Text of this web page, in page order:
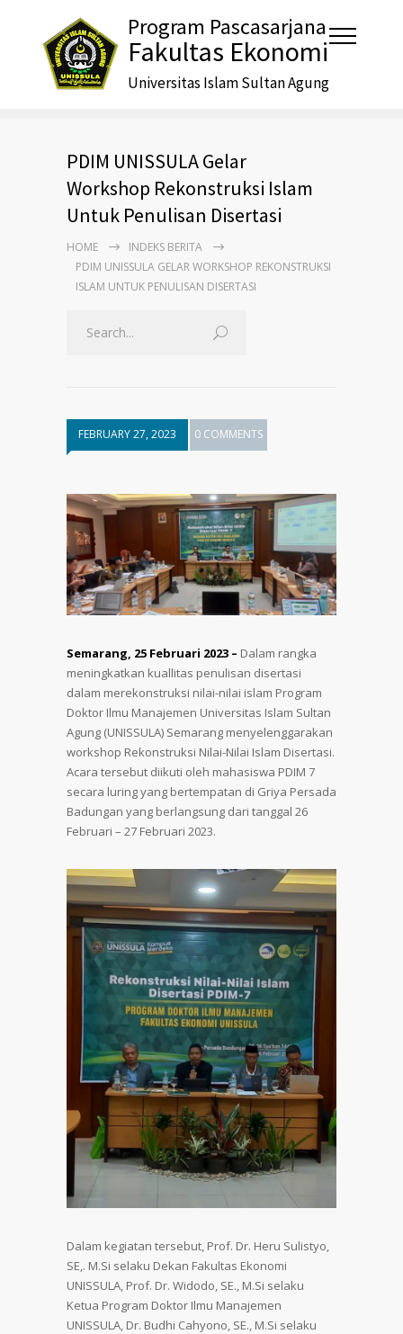
Program Pascasarjana
Fakultas Ekonomi
Universitas Islam Sultan Agung
PDIM UNISSULA Gelar
Workshop Rekonstruksi Islam
Untuk Penulisan Disertasi
HOME
INDEKS BERITA
PDIM UNISSULA GELAR WORKSHOP REKONSTRUKSI
ISLAM UNTUK PENULISAN DISERTASI
FEBRUARY 27, 2023 0 COMMENTS
Semarang, 25 Februari 2023 – Dalam rangka
meningkatkan kuallitas penulisan disertasi
dalam merekonstruksi nilai-nilai islam Program
Doktor Ilmu Manajemen Universitas Islam Sultan
Agung (UNISSULA) Semarang menyelenggarakan
workshop Rekonstruksi Nilai-Nilai Islam Disertasi.
Acara tersebut diikuti oleh mahasiswa PDIM 7
secara luring yang bertempatan di Griya Persada
Badungan yang berlangsung dari tanggal 26
Februari – 27 Februari 2023.
Dalam kegiatan tersebut, Prof. Dr. Heru Sulistyo,
SE,. M.Si selaku Dekan Fakultas Ekonomi
UNISSULA, Prof. Dr. Widodo, SE., M.Si selaku
Ketua Program Doktor Ilmu Manajemen
UNISSULA, Dr. Budhi Cahyono, SE., M.Si selaku